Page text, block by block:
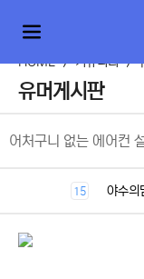
HOME > 커뮤니티 >
유머게시판
어처구니 없는 에어컨
15 야수의